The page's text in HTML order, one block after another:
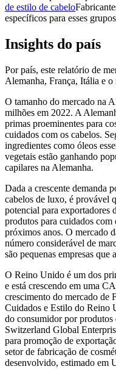
de estilo de cabelo
específicos para esses
Insights do país
Por país, este relatório de
Alemanha, França, Itália e o
O tamanho do mercado na
milhões em 2022. A
primas proeminentes para
cuidados com os cabelos.
ingredientes como óleos
vegetais estão ganhando
capilares na Alemanha.
Dada a crescente demanda
cabelos de luxo, é provável
potencial para exportadores
produtos para cuidados com
próximos anos. O mercado
número considerável de
são pequenas empresas que
O Reino Unido é um dos
e está crescendo em uma
crescimento do mercado de
Cuidados e Estilo do Reino
do consumidor por produtos
Switzerland Global
para promoção de
setor de fabricação de
desenvolvido, estimado em